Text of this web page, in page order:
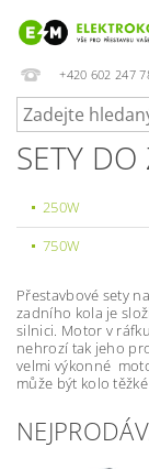
+420 602 247
SETY
250W
750W
Přestavbové sety
zadního kola je
silnici. Motor v
nehrozí tak jeho
velmi výkonné
může být kolo